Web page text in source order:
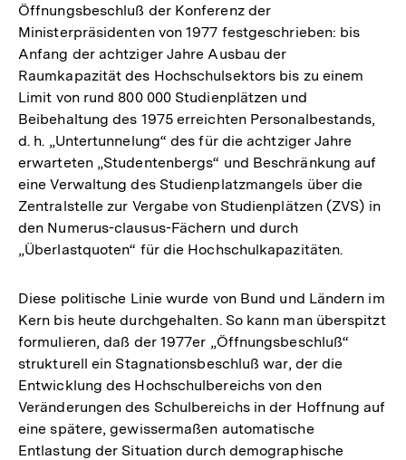
Öffnungsbeschluß der Konferenz der
Ministerpräsidenten von 1977 festgeschrieben: bis
Anfang der achtziger Jahre Ausbau der
Raumkapazität des Hochschulsektors bis zu einem
Limit von rund 800 000 Studienplätzen und
Beibehaltung des 1975 erreichten Personalbestands,
d. h. „Untertunnelung“ des für die achtziger Jahre
erwarteten „Studentenbergs“ und Beschränkung auf
eine Verwaltung des Studienplatzmangels über die
Zentralstelle zur Vergabe von Studienplätzen (ZVS) in
den Numerus-clausus-Fächern und durch
„Überlastquoten“ für die Hochschulkapazitäten.
Diese politische Linie wurde von Bund und Ländern im
Kern bis heute durchgehalten. So kann man überspitzt
formulieren, daß der 1977er „Öffnungsbeschluß“
strukturell ein Stagnationsbeschluß war, der die
Entwicklung des Hochschulbereichs von den
Veränderungen des Schulbereichs in der Hoffnung auf
eine spätere, gewissermaßen automatische
Entlastung der Situation durch demographische